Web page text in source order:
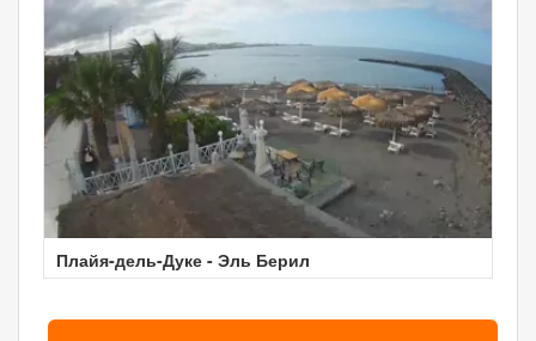
Плайя-дель-Дуке - Эль Берил